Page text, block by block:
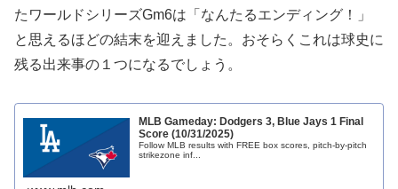
たワールドシリーズGm6は「なんたるエンディング！」
と思えるほどの結末を迎えました。おそらくこれは球史に
残る出来事の１つになるでしょう。
MLB Gameday: Dodgers 3, Blue Jays 1 Final
Score (10/31/2025)
Follow MLB results with FREE box scores, pitch-by-pitch
strikezone inf...